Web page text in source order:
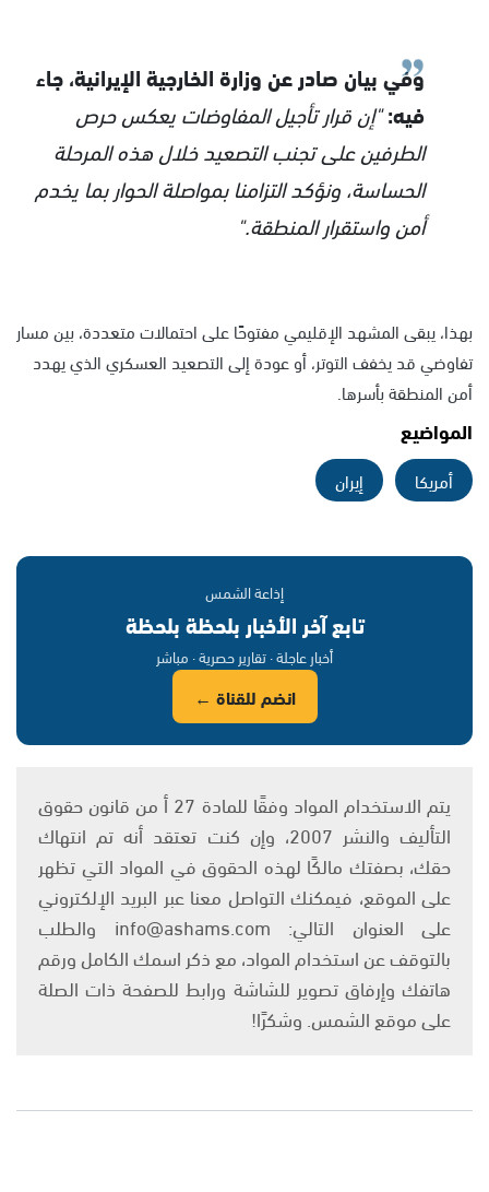
وفي بيان صادر عن وزارة الخارجية الإيرانية، جاء
فيه:"إن قرار تأجيل المفاوضات يعكس حرص
الطرفين على تجنب التصعيد خلال هذه المرحلة
الحساسة، ونؤكد التزامنا بمواصلة الحوار بما يخدم
أمن واستقرار المنطقة."
بهذا، يبقى المشهد الإقليمي مفتوحًا على احتمالات متعددة، بين مسار
تفاوضي قد يخفف التوتر، أو عودة إلى التصعيد العسكري الذي يهدد
أمن المنطقة بأسرها.
المواضيع
أمريكا إيران
إذاعة الشمس
تابع آخر الأخبار بلحظة بلحظة
أخبار عاجلة · تقارير حصرية · مباشر
انضم للقناة ←
يتم الاستخدام المواد وفقًا للمادة 27 أ من قانون حقوق
التأليف والنشر 2007، وإن كنت تعتقد أنه تم انتهاك
حقك، بصفتك مالكًا لهذه الحقوق في المواد التي تظهر
على الموقع، فيمكنك التواصل معنا عبر البريد الإلكتروني
على العنوان التالي: info@ashams.com والطلب
بالتوقف عن استخدام المواد، مع ذكر اسمك الكامل ورقم
هاتفك وإرفاق تصوير للشاشة ورابط للصفحة ذات الصلة
على موقع الشمس. وشكرًا!